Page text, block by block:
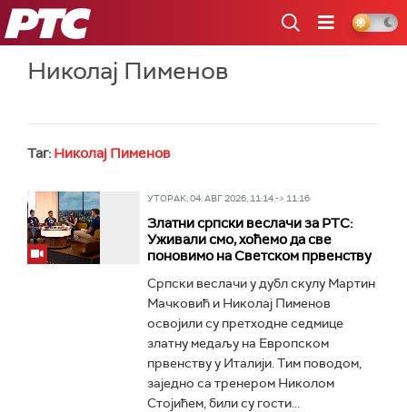
РТС
Николај Пименов
Таг: Николај Пименов
УТОРАК, 04. АВГ 2026, 11:14 -> 11:16
Златни српски веслачи за РТС:
Уживали смо, хоћемо да све
поновимо на Светском првенству
Српски веслачи у дубл скулу Мартин
Мачковић и Николај Пименов
освојили су претходне седмице
златну медаљу на Европском
првенству у Италији. Тим поводом,
заједно са тренером Николом
Стојићем, били су гости...